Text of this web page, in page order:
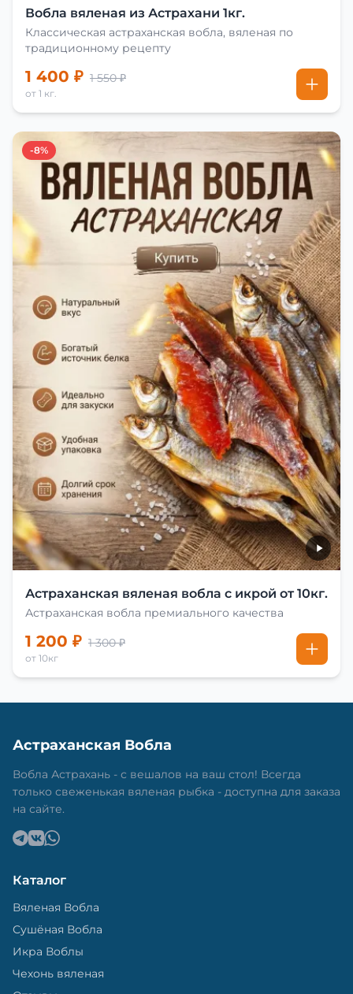
Вобла вяленая из Астрахани 1кг.
Классическая астраханская вобла, вяленая по
традиционному рецепту
1 400 ₽ 1 550 ₽
от 1 кг.
-8%
Астраханская вяленая вобла с икрой от 10кг.
Астраханская вобла премиального качества
1 200 ₽ 1 300 ₽
от 10кг
Астраханская Вобла
Вобла Астрахань - с вешалов на ваш стол! Всегда
только свеженькая вяленая рыбка - доступна для заказа
на сайте.
Каталог
Вяленая Вобла
Сушёная Вобла
Икра Воблы
Чехонь вяленая